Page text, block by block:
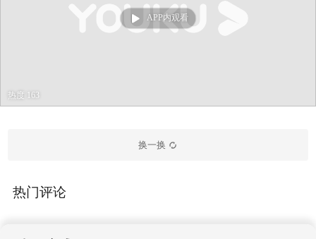
APP内观看
热度 163
换一换
热门评论